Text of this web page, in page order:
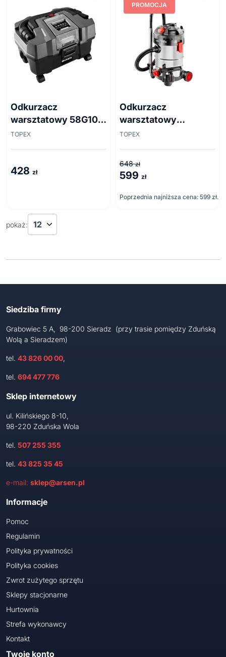
Odkurzacz
warsztatowy 58G105
Energy+ 18V, Li-Ion,
TOPEX
428 zł
PROMOCJA
Odkurzacz
warsztatowy
Graphite 59G607
TOPEX
648zł
Pierwotna
wynosiła:
599 zł
Aktualna
wynosi:
Poprzednia najniższa cena: 599 zł.
pokaż:
Siedziba firmy
Grabowiec 5 A, 98-200 Sieradz (przy trasie pomiędzy Zduńską
Wolą a Sieradzem)
tel. 43 826 00 00,
tel. 694 477 776
Sklep internetowy
ul. Kilińskiego 8-10,
98-220 Zduńska Wola
tel. 507 255 355
tel. 43 825 35 45
e-mail: sklep@arsen.pl
Informacje
Pomoc
Regulamin
Polityka prywatności
Polityka cookies
Zwrot zużytego sprzętu
Sklepy stacjonarne
Hurtownia
Strefa wykonawcy
Kontakt
Twoje konto